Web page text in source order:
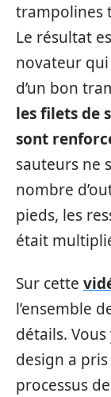
trampolines
Le résultat
novateur
d’un bon
les filets de
sont
sauteurs ne
nombre
pieds, les
était
Sur cette
l’ensemble
détails.
design a
processus